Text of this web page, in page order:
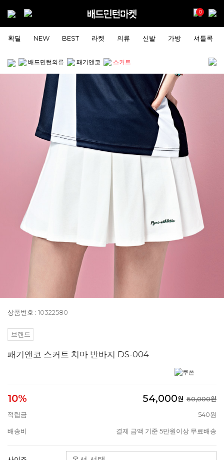
0
확딜 NEW BEST 라켓 의류 신발 가방 셔틀콕
배드민턴의류 패기앤코 스커트
상품번호 : 10322580
브랜드
패기앤코 스커트 치마 반바지 DS-004
10% 54,000원 60,000원
적립금
540원
배송비 결제 금액 기준 5만원이상 무료배송